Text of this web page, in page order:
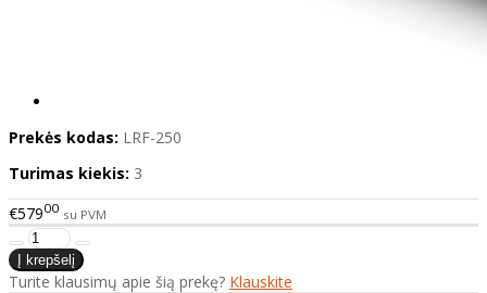
Prekės kodas: LRF-250
Turimas kiekis: 3
€57900 su PVM
Turite klausimų apie šią prekę? Klauskite